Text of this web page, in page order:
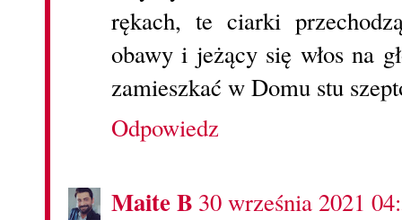
rękach, te ciarki
obawy i jeżący się włos na
zamieszkać w Domu stu
Odpowiedz
Maite B 30 września 2021